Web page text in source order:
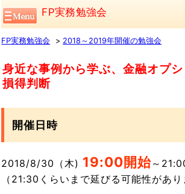
FP実務勉強会
FP実務勉強会 2018～2019年開催の勉強会
身近な事例から学ぶ、金融オプ
損得判断
開催日時
2018/8/30（木) 19:00開始～
（21:30くらいまで延びる可能性があり